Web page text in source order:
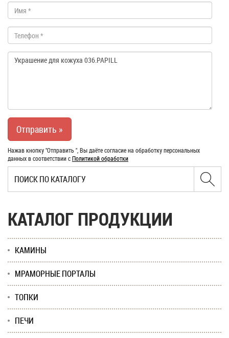
Нажав кнопку "Отправить ", Вы даёте согласие на обработку персональных
данных в соответствии сПолитикой обработки
КАТАЛОГ ПРОДУКЦИИ
КАМИНЫ
МРАМОРНЫЕ ПОРТАЛЫ
ТОПКИ
ПЕЧИ